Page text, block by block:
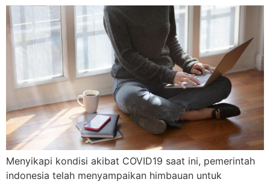
Menyikapi kondisi akibat COVID19 saat ini, pemerintah
indonesia telah menyampaikan himbauan untuk